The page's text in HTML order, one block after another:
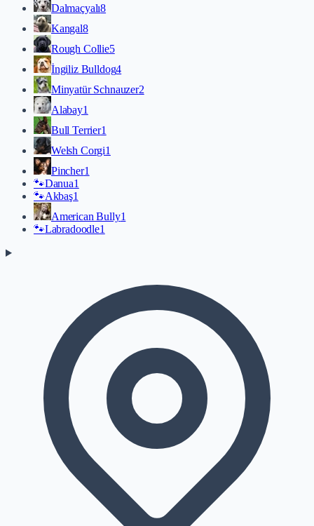
Dalmaçyalı8
Kangal8
Rough Collie5
İngiliz Bulldog4
Minyatür Schnauzer2
Alabay1
Bull Terrier1
Welsh Corgi1
Pincher1
🐾Danua1
🐾Akbaş1
American Bully1
🐾Labradoodle1